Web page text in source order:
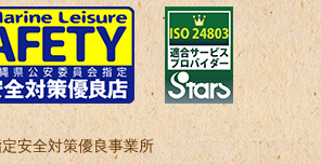
安全対策優良事業所